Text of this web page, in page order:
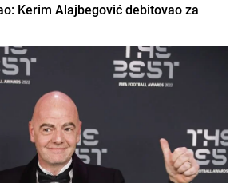
Kerim Alajbegović debitovao za